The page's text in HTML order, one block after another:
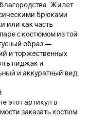
Жилет
брюками
или как часть
с костюмом из той
образ —
и торжественных
пиджак и
и аккуратный вид.
этот артикул в
заказать костюм